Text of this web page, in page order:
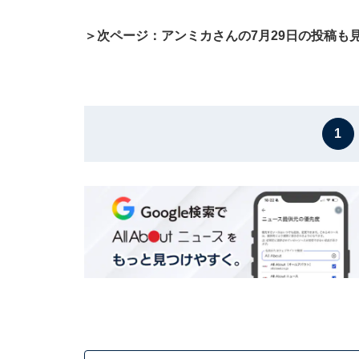
＞次ページ：アンミカさんの7月29日の投稿も
1